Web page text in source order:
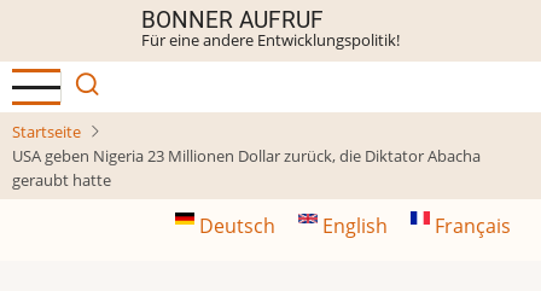
Inhalt
BONNER AUFRUF
Für eine andere Entwicklungspolitik!
Startseite
USA geben Nigeria 23 Millionen Dollar zurück, die Diktator Abacha
geraubt hatte
Deutsch English Français